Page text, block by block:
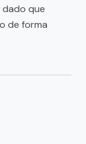
dado que
de forma